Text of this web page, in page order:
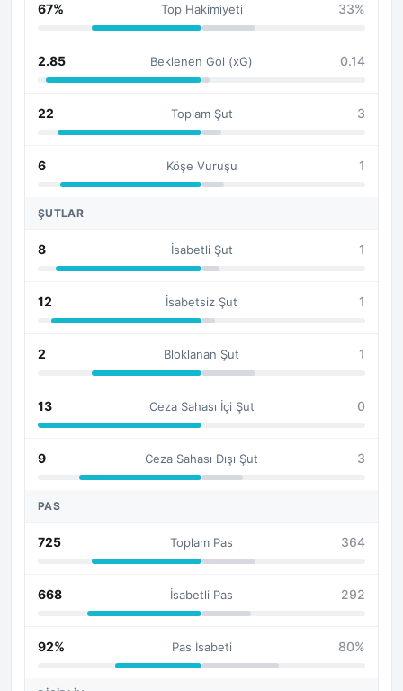
67% Top Hakimiyeti 33%
2.85 Beklenen Gol (xG) 0.14
22 Toplam Şut 3
6 Köşe Vuruşu 1
ŞUTLAR
8 İsabetli Şut 1
12 İsabetsiz Şut 1
2 Bloklanan Şut 1
13 Ceza Sahası İçi Şut 0
9 Ceza Sahası Dışı Şut 3
PAS
725 Toplam Pas 364
668 İsabetli Pas 292
92% Pas İsabeti 80%